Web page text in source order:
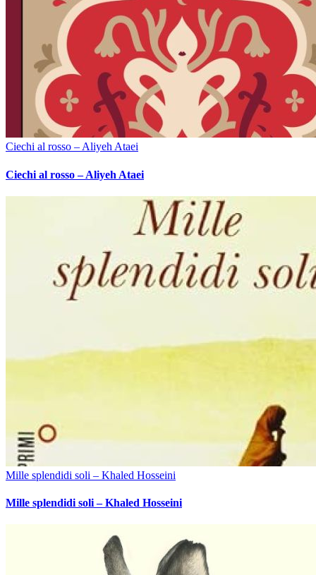
Ciechi al rosso – Aliyeh Ataei
Ciechi al rosso – Aliyeh Ataei
Mille splendidi soli – Khaled Hosseini
Mille splendidi soli – Khaled Hosseini